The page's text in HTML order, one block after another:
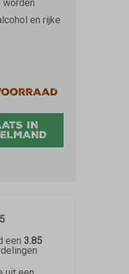
worden
en rijke
IN
een 3.85